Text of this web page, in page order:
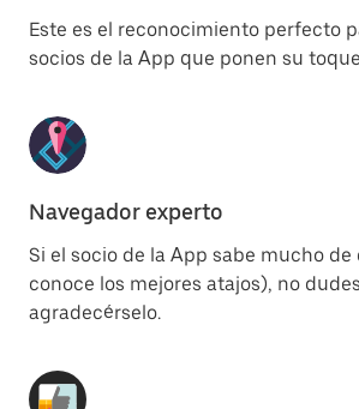
Este es el reconocimiento perfecto
socios de la App que ponen su
Navegador experto
Si el socio de la App sabe mucho
conoce los mejores atajos), no
agradecérselo.